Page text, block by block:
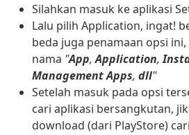
Silahkan masuk ke aplikasi
Lalu pilih Application, ingat!
beda juga penamaan opsi
nama "App,Application,
Management Apps, dll"
Setelah masuk pada opsi
cari aplikasi bersangkutan,
download (dari PlayStore)